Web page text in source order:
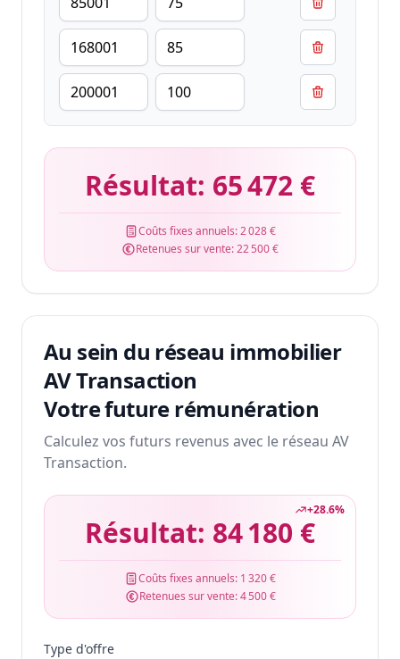
Résultat: 65 472 €
Coûts fixes annuels:2 028 €
Retenues sur vente:22 500 €
Au sein du réseau immobilier
AV Transaction
Votre future rémunération
Calculez vos futurs revenus avec le réseau AV
Transaction.
+28.6%
Résultat: 84 180 €
Coûts fixes annuels: 1 320 €
Retenues sur vente:4 500 €
Type d'offre